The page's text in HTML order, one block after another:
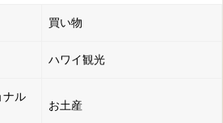
買い物
ハワイ観光
ナル
お土産